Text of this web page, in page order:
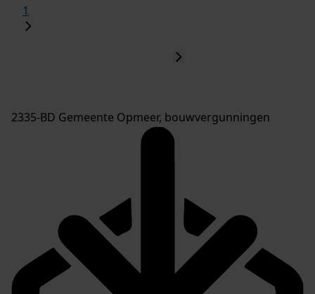
1
2335-BD Gemeente Opmeer, bouwvergunningen